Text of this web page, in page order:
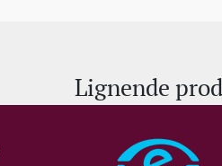
Lignende